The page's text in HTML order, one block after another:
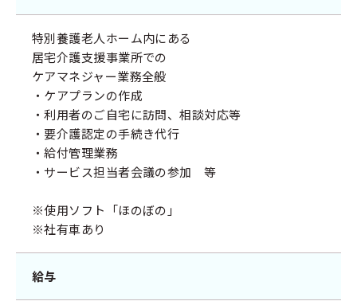
特別養護老人ホーム内にある
居宅介護支援事業所での
ケアマネジャー業務全般
・ケアプランの作成
・利用者のご自宅に訪問、相談対応等
・要介護認定の手続き代行
・給付管理業務
・サービス担当者会議の参加 等
※使用ソフト「ほのぼの」
※社有車あり
給与